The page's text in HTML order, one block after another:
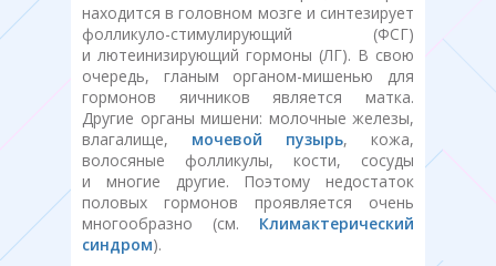
находится в головном мозге и синтезирует
фолликуло-стимулирующий (ФСГ)
и лютеинизирующий гормоны (ЛГ). В свою
очередь, гланым органом-мишенью для
гормонов яичников является матка.
Другие органы мишени: молочные железы,
влагалище, мочевой пузырь, кожа,
волосяные фолликулы, кости, сосуды
и многие другие. Поэтому недостаток
половых гормонов проявляется очень
многообразно (см. Климактерический
синдром).